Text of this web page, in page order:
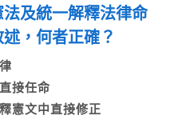
及統一解釋法律命
述，何者正確？
律
接任命
憲文中直接修正